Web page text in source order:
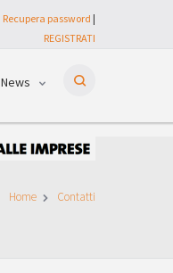
Recupera password |
REGISTRATI
News
Home Contatti